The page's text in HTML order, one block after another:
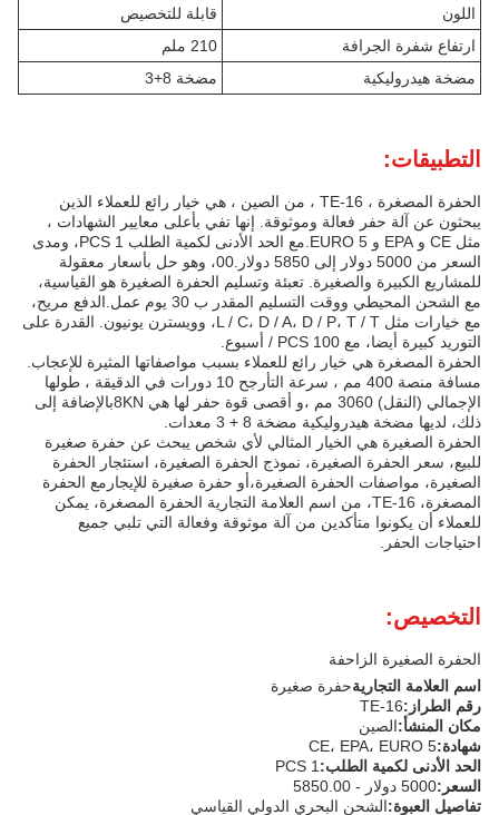
اللون
قابلة للتخصيص
ارتفاع شفرة الجرافة
210 ملم
مضخة هيدروليكية
مضخة 8+3
التطبيقات:
الحفرة المصغرة ، TE-16 ، من الصين ، هي خيار رائع للعملاء الذين
يبحثون عن آلة حفر فعالة وموثوقة. إنها تفي بأعلى معايير الشهادات ،
مثل CE و EPA و EURO 5.مع الحد الأدنى لكمية الطلب 1 PCS، ومدى
السعر من 5000 دولار إلى 5850 دولار.00، وهو حل بأسعار معقولة
للمشاريع الكبيرة والصغيرة. تعبئة وتسليم الحفرة الصغيرة هو القياسية،
مع الشحن المحيطي ووقت التسليم المقدر ب 30 يوم عمل.الدفع مريح،
مع خيارات مثل L / C، D / A، D / P، T / T، وويسترن يونيون. القدرة على
التوريد كبيرة أيضا، مع 100 PCS / أسبوع.
الحفرة المصغرة هي خيار رائع للعملاء بسبب مواصفاتها المثيرة للإعجاب.
مسافة منصة 400 مم ، سرعة التأرجح 10 دورات في الدقيقة ، طولها
الإجمالي (النقل) 3060 مم ،و أقصى قوة حفر لها هي 8KNبالإضافة إلى
ذلك، لديها مضخة هيدروليكية مضخة 8 + 3 معدات.
الحفرة الصغيرة هي الخيار المثالي لأي شخص يبحث عن حفرة صغيرة
للبيع، سعر الحفرة الصغيرة، نموذج الحفرة الصغيرة، استئجار الحفرة
الصغيرة، مواصفات الحفرة الصغيرة،أو حفرة صغيرة للإيجارمع الحفرة
المصغرة، TE-16، من اسم العلامة التجارية الحفرة المصغرة، يمكن
للعملاء أن يكونوا متأكدين من آلة موثوقة وفعالة التي تلبي جميع
احتياجات الحفر.
التخصيص:
الحفرة الصغيرة الزاحفة
اسم العلامة التجاريةحفرة صغيرة
رقم الطراز: TE-16
مكان المنشأ:الصين
شهادة:CE، EPA، EURO 5
الحد الأدنى لكمية الطلب:1 PCS
السعر: 5000 دولار - 5850.00
تفاصيل العبوة:الشحن البحري الدولي القياسي